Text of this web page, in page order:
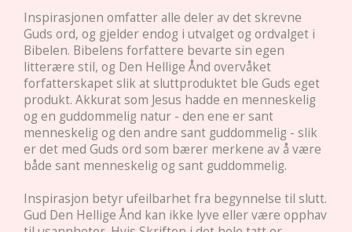
Inspirasjonen omfatter alle deler av det skrevne
Guds ord, og gjelder endog i utvalget og ordvalget i
Bibelen. Bibelens forfattere bevarte sin egen
litterære stil, og Den Hellige Ånd overvåket
forfatterskapet slik at sluttproduktet ble Guds eget
produkt. Akkurat som Jesus hadde en menneskelig
og en guddommelig natur - den ene er sant
menneskelig og den andre sant guddommelig - slik
er det med Guds ord som bærer merkene av å være
både sant menneskelig og sant guddommelig.
Inspirasjon betyr ufeilbarhet fra begynnelse til slutt.
Gud Den Hellige Ånd kan ikke lyve eller være opphav